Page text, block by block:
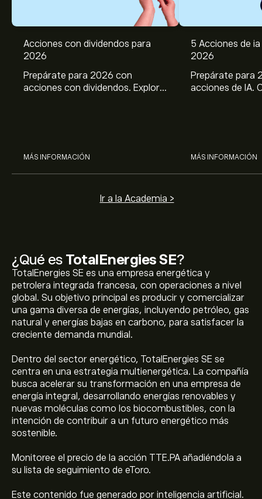
¿Qué es TotalEnergies SE?
TotalEnergies SE es una empresa energética y
petrolera integrada francesa, con operaciones a nivel
global. Su objetivo principal es producir y comercializar
una gama diversa de energías, incluyendo petróleo, gas
natural y energías bajas en carbono, para satisfacer la
creciente demanda mundial.
Dentro del sector energético, TotalEnergies SE se
centra en una estrategia multienergética. La compañía
busca acelerar su transformación en una empresa de
energía integral, desarrollando energías renovables y
nuevas moléculas como los biocombustibles, con la
intención de contribuir a un futuro energético más
sostenible.
Monitoree el precio de la acción TTE.PA añadiéndola a
su lista de seguimiento de eToro.
Este contenido fue generado por inteligencia artificial.
Acciones con dividendos para
2026
Prepárate para 2026 con
acciones con dividendos. Explora
MÁS INFORMACIÓN
5 Acciones de
2026
Prepárate para
acciones de IA.
MÁS INFORMACIÓN
Ir a la Academia >